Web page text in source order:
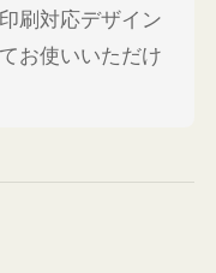
刷対応デザイン
お使いいただけ